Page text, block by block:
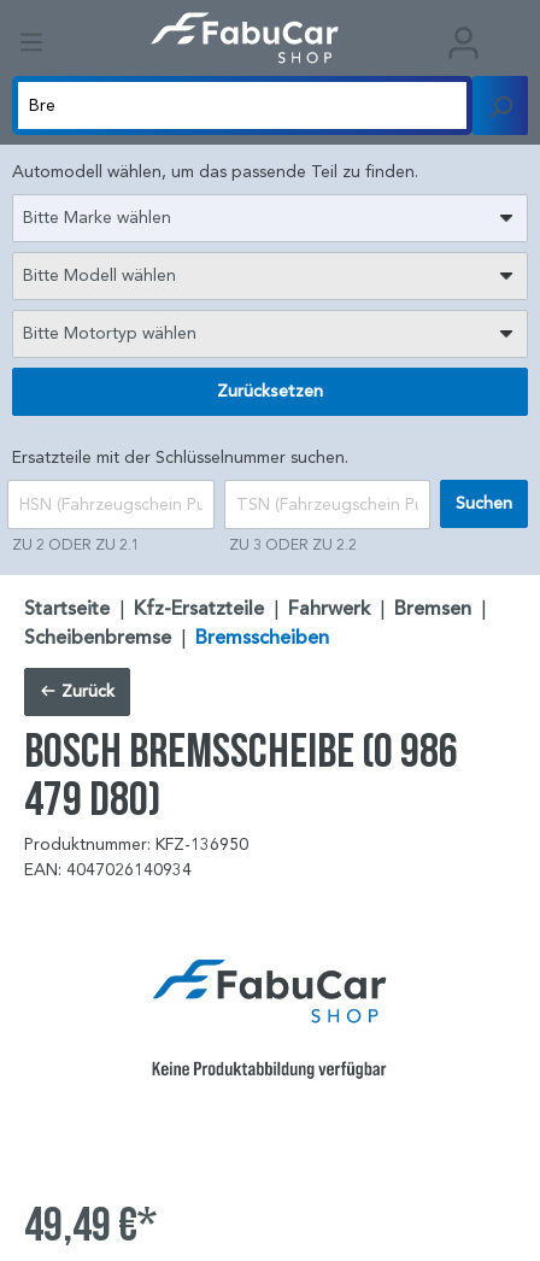
Automodell wählen, um das passende Teil zu finden.
Bitte Marke wählen
Bitte Modell wählen
Bitte Motortyp wählen
Zurücksetzen
Ersatzteile mit der Schlüsselnummer suchen.
ZU 2 ODER ZU 2.1 ZU 3 ODER ZU 2.2
Suchen
Startseite | Kfz-Ersatzteile | Fahrwerk | Bremsen |
Scheibenbremse | Bremsscheiben
Zurück
BOSCH Bremsscheibe (0 986
479 D80)
Produktnummer: KFZ-136950
EAN: 4047026140934
49,49 €*